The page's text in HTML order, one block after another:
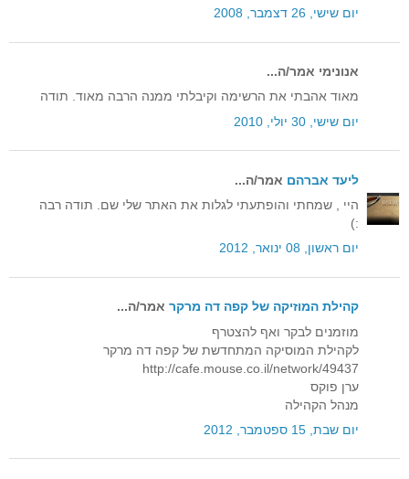
יום שישי, 26 דצמבר, 2008
אנונימי אמר/ה...
מאוד אהבתי את הרשימה וקיבלתי ממנה הרבה מאוד. תודה
יום שישי, 30 יולי, 2010
ליעד אברהם אמר/ה...
היי , שמחתי והופתעתי לגלות את האתר שלי שם. תודה רבה
:)
יום ראשון, 08 ינואר, 2012
קהילת המוזיקה של קפה דה מרקר אמר/ה...
מוזמנים לבקר ואף להצטרף
לקהילת המוסיקה המתחדשת של קפה דה מרקר
http://cafe.mouse.co.il/network/49437
ערן פוקס
מנהל הקהילה
יום שבת, 15 ספטמבר, 2012